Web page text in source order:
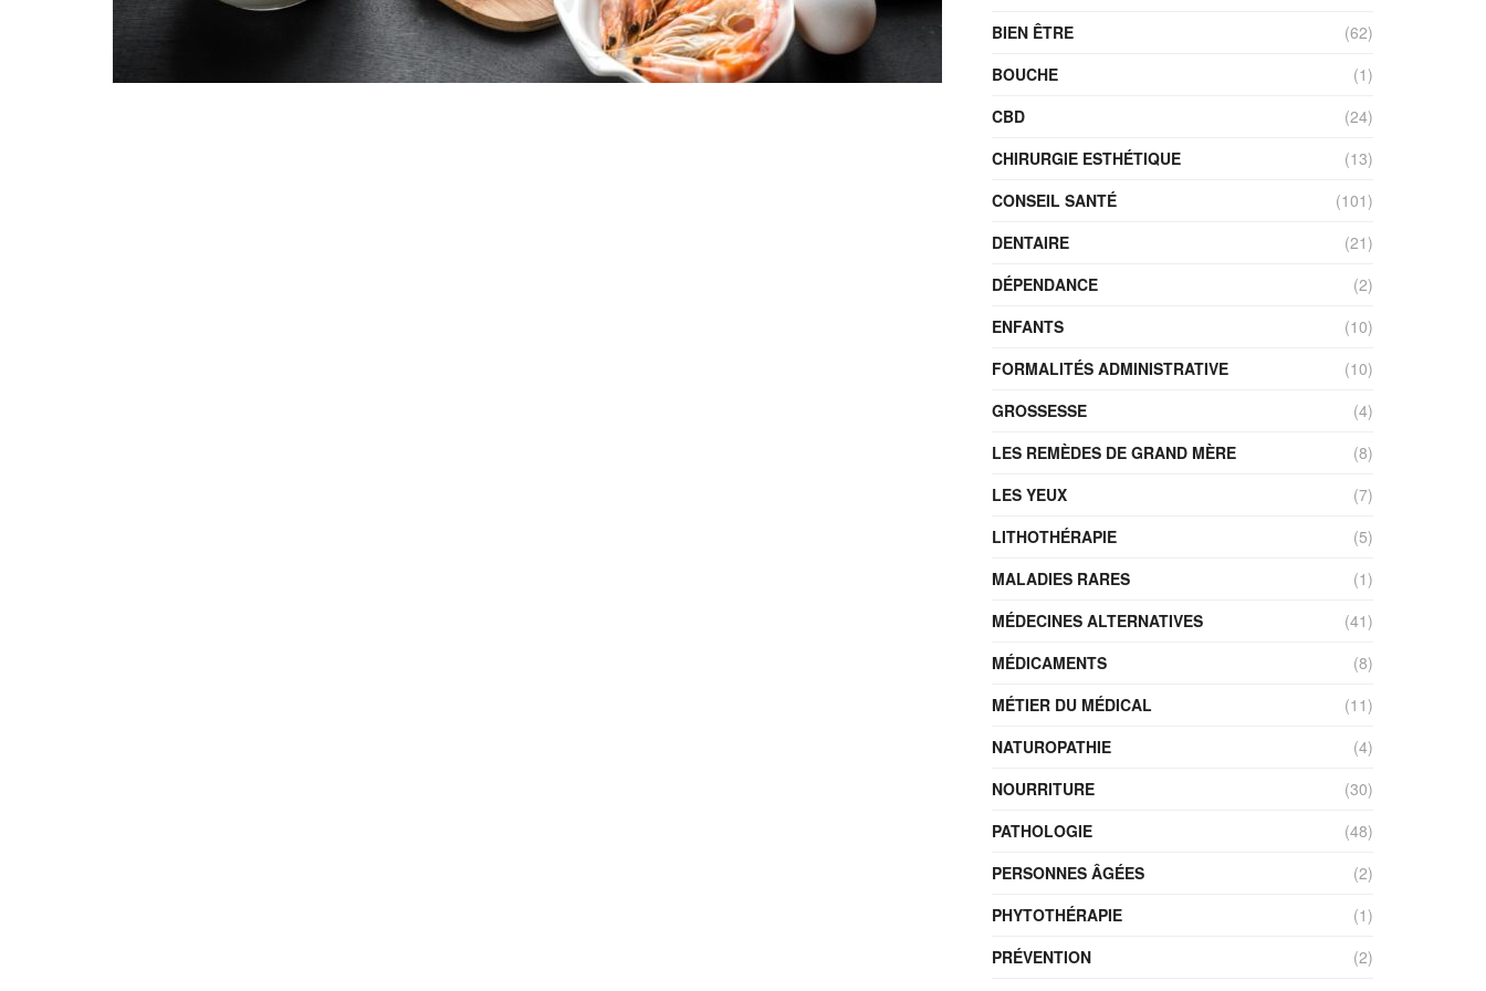
BIEN ÊTRE
(62)
BOUCHE
(1)
CBD
(24)
CHIRURGIE ESTHÉTIQUE
(13)
CONSEIL SANTÉ
(101)
DENTAIRE
(21)
DÉPENDANCE
(2)
ENFANTS
(10)
FORMALITÉS ADMINISTRATIVE
(10)
GROSSESSE
(4)
LES REMÈDES DE GRAND MÈRE
(8)
LES YEUX
(7)
LITHOTHÉRAPIE
(5)
MALADIES RARES
(1)
MÉDECINES ALTERNATIVES
(41)
MÉDICAMENTS
(8)
MÉTIER DU MÉDICAL
(11)
NATUROPATHIE
(4)
NOURRITURE
(30)
PATHOLOGIE
(48)
PERSONNES ÂGÉES
(2)
PHYTOTHÉRAPIE
(1)
PRÉVENTION
(2)